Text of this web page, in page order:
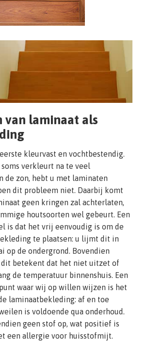
van laminaat als
kleurvast en vochtbestendig.
verkleurt na te veel
de zon, hebt u met laminaten
dit probleem niet. Daarbij komt
geen kringen zal achterlaten,
houtsoorten wel gebeurt. Een
is dat het vrij eenvoudig is om de
te plaatsen: u lijmt dit in
op de ondergrond. Bovendien
dit betekent dat het niet uitzet of
de temperatuur binnenshuis. Een
waar wij op willen wijzen is het
laminaatbekleding: af en toe
is voldoende qua onderhoud.
geen stof op, wat positief is
een allergie voor huisstofmijt.